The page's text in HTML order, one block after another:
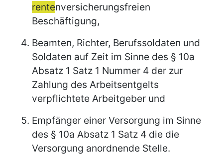
rentenversicherungsfreien
Beschäftigung,
Beamten, Richter, Berufssoldaten und
Soldaten auf Zeit im Sinne des § 10a
Absatz 1 Satz 1 Nummer 4 der zur
Zahlung des Arbeitsentgelts
verpflichtete Arbeitgeber und
Empfänger einer Versorgung im Sinne
des § 10a Absatz 1 Satz 4 die die
Versorgung anordnende Stelle.